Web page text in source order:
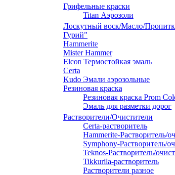
Грифельные краски
Titan Аэрозоли
Лоскутный воск/Масло/
Гурий"
Hammerite
Mister Hammer
Elcon Термостойкая эмаль
Certa
Kudo Эмали аэрозольные
Резиновая краска
Резиновая краска Prom
Эмаль для разметки дорог
Растворители/Очистители
Certa-растворитель
Hammerite-Растворитель/
Symphony-Растворитель/
Teknos-Растворитель/
Tikkurila-растворитель
Растворители разное